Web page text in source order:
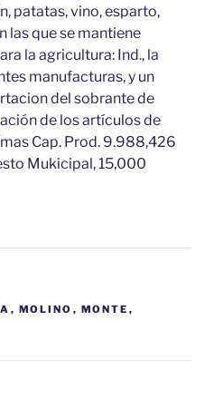
patatas, vino, esparto,
las que se mantiene
la agricultura: Ind., la
manufacturas, y un
del sobrante de
de los artículos de
Cap. Prod. 9.988,426
Mukicipal, 15,000
, MOLINO , MONTE ,